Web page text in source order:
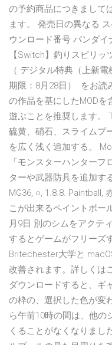
の予約商品につきまして
ます。 発売日の異なる
ウンロード番号 バンダイ
【Switch】釣りスピリ
（ デジタル特典（上新
期限：8月28日） をお読
の作品を基にしたMOD
遊ぶことを推奨します。
硫黄、硝石、スライムプ
を広く浅く追加する。
「モンスターハンター
ターや武器防具を追加す
MG36, ○, 1.8.8. Paintball,
こが出来るペイントボー
月9日 別のシムをアクテ
するとゲームがフリーズ
Britechester大学と
改善されます。詳しくは
ダウンロードすると、ギ
の枠の、選択した色が変
ら午前10時の間は、他の
くることがなくなりまし